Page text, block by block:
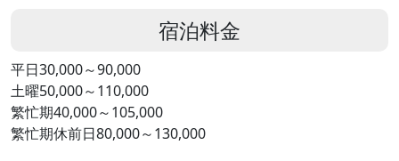
宿泊料金
平日30,000～90,000
土曜50,000～110,000
繁忙期40,000～105,000
繁忙期休前日80,000～130,000